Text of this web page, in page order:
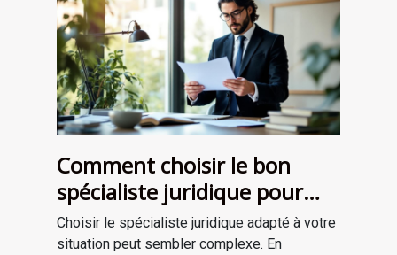
Comment choisir le bon
spécialiste juridique pour
vos besoins ?
Choisir le spécialiste juridique adapté à votre
situation peut sembler complexe. En